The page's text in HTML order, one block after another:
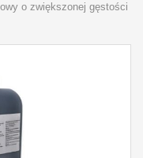
o zwiększonej gęstości